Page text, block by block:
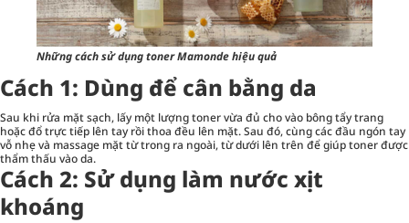
Những cách sử dụng toner Mamonde hiệu quả
Cách 1: Dùng để cân bằng da
Sau khi rửa mặt sạch, lấy một lượng toner vừa đủ cho vào bông tẩy trang
hoặc đổ trực tiếp lên tay rồi thoa đều lên mặt. Sau đó, cùng các đầu ngón tay
vỗ nhẹ và massage mặt từ trong ra ngoài, từ dưới lên trên để giúp toner được
thẩm thấu vào da.
Cách 2: Sử dụng làm nước xịt
khoáng